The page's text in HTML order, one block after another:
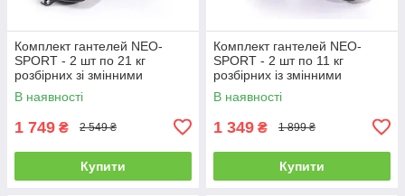
Комплект гантелей NEO-
SPORT - 2 шт по 21 кг
розбірних зі змінними
дисками
В наявності
1 749 ₴ 2 549 ₴
Купити
Комплект гантелей NEO-
SPORT - 2 шт по 11 кг
розбірних із змінними
дисками
В наявності
1 349 ₴ 1 899 ₴
Купити